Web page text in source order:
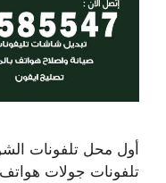
أول محل تلفونات
تلفونات جولات